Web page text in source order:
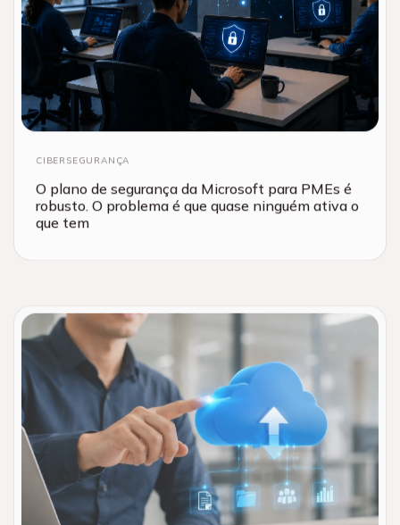
CIBERSEGURANÇA
O plano de segurança da Microsoft para PMEs é
robusto. O problema é que quase ninguém ativa o
que tem